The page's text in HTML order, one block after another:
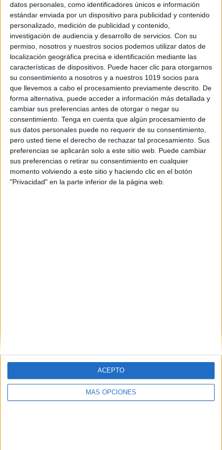
datos personales, como identificadores únicos e información
estándar enviada por un dispositivo para publicidad y contenido
personalizado, medición de publicidad y contenido,
investigación de audiencia y desarrollo de servicios. Con su
permiso, nosotros y nuestros socios podemos utilizar datos de
localización geográfica precisa e identificación mediante las
características de dispositivos. Puede hacer clic para otorgarnos
su consentimiento a nosotros y a nuestros 1019 socios para
que llevemos a cabo el procesamiento previamente descrito. De
forma alternativa, puede acceder a información más detallada y
cambiar sus preferencias antes de otorgar o negar su
consentimiento. Tenga en cuenta que algún procesamiento de
sus datos personales puede no requerir de su consentimiento,
pero usted tiene el derecho de rechazar tal procesamiento. Sus
preferencias se aplicarán solo a este sitio web. Puede cambiar
sus preferencias o retirar su consentimiento en cualquier
momento volviendo a este sitio y haciendo clic en el botón
"Privacidad" en la parte inferior de la página web.
MÁS OPCIONES
ACEPTO
Organizador Semanal listo para imprimir
Publicado el 2 julio, 2025
Tener una buena organización semanal es clave para
facilitar el día a día tanto en el aula como en casa. Este
material es un organizador semanal imprimible ideal
para docentes, […]
SEGUIR LEYENDO
Buscar
SIGUE NUESTROS TABLEROS EN